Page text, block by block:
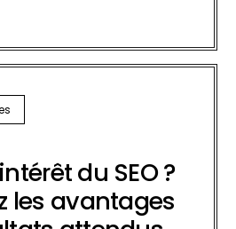
du SEO ?
les avantages